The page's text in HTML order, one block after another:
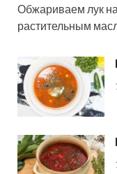
Обжариваем лук
растительным